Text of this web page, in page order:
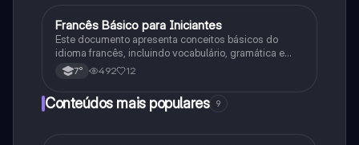
Francês
Francês Básico para Iniciantes
Este documento apresenta conceitos básicos do
idioma francês, incluindo vocabulário, gramática e
expressões úteis para conversação básica.
7° 492 12
Conteúdos mais populares 9